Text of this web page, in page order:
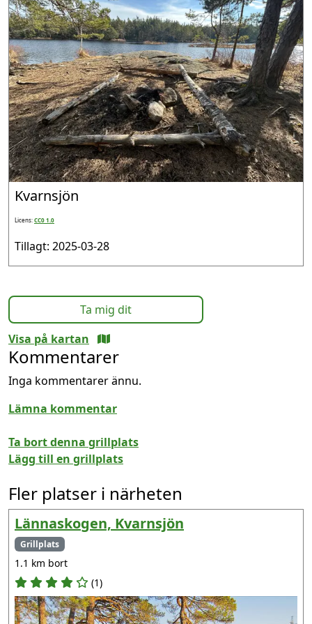
Kvarnsjön
Licens:CC0 1.0
Tillagt: 2025-03-28
Ta mig dit
Visa på kartan
Kommentarer
Inga kommentarer ännu.
Lämna kommentar
Ta bort denna grillplats
Lägg till en grillplats
Fler platser i närheten
Lännaskogen, Kvarnsjön
Grillplats
1.1 km bort
(1)